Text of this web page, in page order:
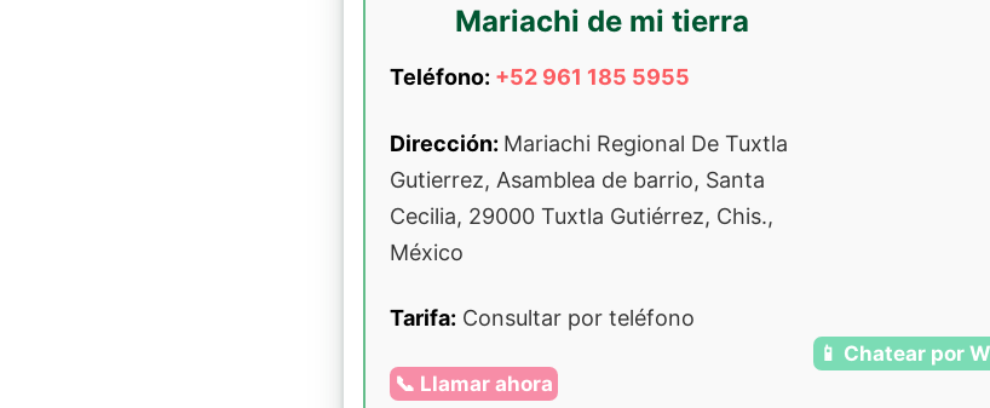
Mariachi de mi tierra
Teléfono: +52 961 185 5955
Dirección: Mariachi Regional De Tuxtla
Gutierrez, Asamblea de barrio, Santa
Cecilia, 29000 Tuxtla Gutiérrez, Chis.,
México
Tarifa: Consultar por teléfono
📞 Llamar ahora
📱 Chatear por